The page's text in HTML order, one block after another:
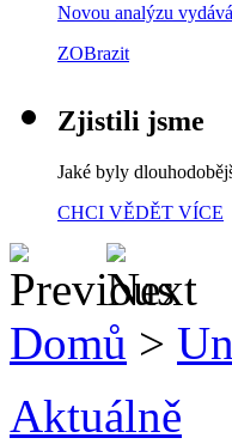
Novou analýzu
ZOBrazit
Zjistili jsme
Jaké byly
CHCI VĚDĚT VÍCE
Domů >
Aktuálně